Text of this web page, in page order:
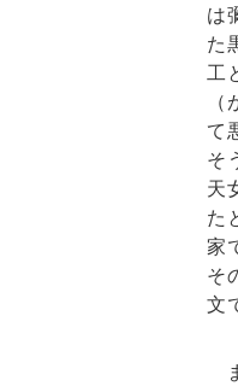
は
た
工
て
そ
天
た
家
そ
文